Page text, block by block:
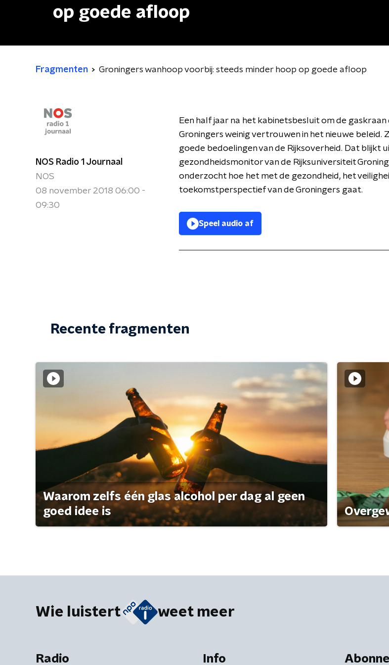
op goede afloop
Fragmenten Groningers wanhoop voorbij: steeds minder hoop op goede afloop
NOS Radio 1 Journaal
NOS
08 november 2018 06:00 -
09:30
Een half jaar na het kabinetsbesluit om de
Groningers weinig vertrouwen in het nieuwe beleid.
goede bedoelingen van de Rijksoverheid. Dat blijkt
gezondheidsmonitor van de Rijksuniversiteit
onderzocht hoe het met de gezondheid, het
toekomstperspectief van de Groningers gaat.
Speel audio af
Recente fragmenten
Waarom zelfs één glas alcohol per dag al geen
goed idee is
Wie luistert weet meer
Radio Info